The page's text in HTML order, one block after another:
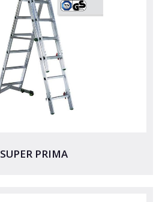
SUPER PRIMA